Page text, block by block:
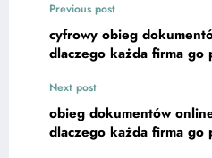
Previous post
cyfrowy obieg
dlaczego każda firma go
Next post
obieg dokumentów
dlaczego każda firma go